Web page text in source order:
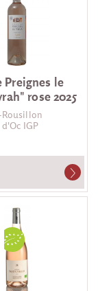
Preignes le
rose 2025
Rousillon
IGP